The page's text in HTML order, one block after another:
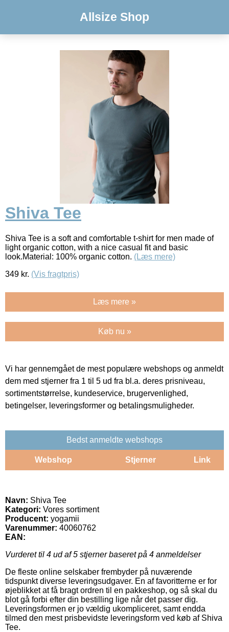
Allsize Shop
Shiva Tee
Shiva Tee is a soft and comfortable t-shirt for men made of
light organic cotton, with a nice casual fit and basic
look.Material: 100% organic cotton. (Læs mere)
349 kr. (Vis fragtpris)
Læs mere »
Køb nu »
Vi har gennemgået de mest populære webshops og anmeldt
dem med stjerner fra 1 til 5 ud fra bl.a. deres prisniveau,
sortimentstørrelse, kundeservice, brugervenlighed,
betingelser, leveringsformer og betalingsmuligheder.
Bedst anmeldte webshops
Webshop Stjerner Link
Navn: Shiva Tee
Kategori: Vores sortiment
Producent: yogamii
Varenummer: 40060762
EAN:
Vurderet til 4 ud af 5 stjerner baseret på 4 anmeldelser
De fleste online selskaber frembyder på nuværende
tidspunkt diverse leveringsudgaver. En af favoritterne er for
øjeblikket at få bragt ordren til en pakkeshop, og så skal du
blot gå forbi efter din bestilling lige når det passer dig.
Leveringsformen er jo vældig ukompliceret, samt endda
tilmed den mest prisbevidste leveringsform ved køb af Shiva
Tee.